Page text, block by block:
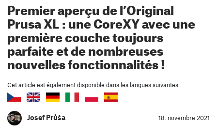
Premier aperçu de l’Original
Prusa XL : une CoreXY avec une
première couche toujours
parfaite et de nombreuses
nouvelles fonctionnalités !
Cet article est également disponible dans les langues suivantes :
Josef Průša 18. novembre 2021